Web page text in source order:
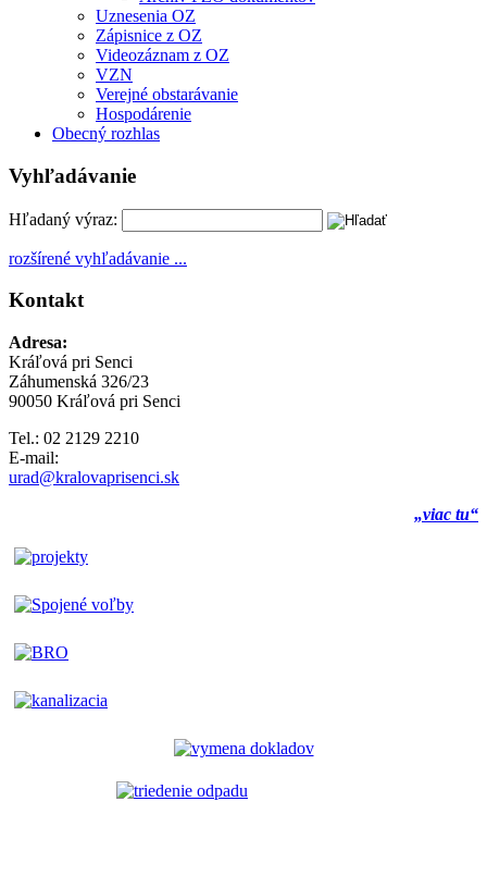
Uznesenia OZ
Zápisnice z OZ
Videozáznam z OZ
VZN
Verejné obstarávanie
Hospodárenie
Obecný rozhlas
Vyhľadávanie
Hľadaný výraz:
rozšírené vyhľadávanie ...
Kontakt
Adresa:
Kráľová pri Senci
Záhumenská 326/23
90050 Kráľová pri Senci
Tel.: 02 2129 2210
E-mail:
urad@kralovaprisenci.sk
„viac tu“